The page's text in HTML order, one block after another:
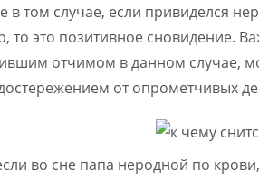
в том случае, если привиделся
то это позитивное сновидение.
отчимом в данном случае,
от опрометчивых
во сне папа неродной по